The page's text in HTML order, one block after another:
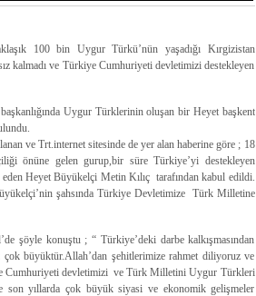
100 bin Uygur Türkü’nün yaşadığı Kırgizistan
kalmadı ve Türkiye Cumhuriyeti devletimizi destekleyen
Uygur Türklerinin oluşan bir Heyet başkent
ve Trt.internet sitesinde de yer alan haberine göre ; 18
önüne gelen gurup,bir süre Türkiye’yi destekleyen
Heyet Büyükelçi Metin Kılıç tarafından kabul edildi.
şahsında Türkiye Devletimize Türk Milletine
şöyle konuştu ; “ Türkiye’deki darbe kalkışmasından
büyüktür.Allah’dan şehitlerimize rahmet diliyoruz ve
Cumhuriyeti devletimizi ve Türk Milletini Uygur Türkleri
yıllarda çok büyük siyasi ve ekonomik gelişmeler